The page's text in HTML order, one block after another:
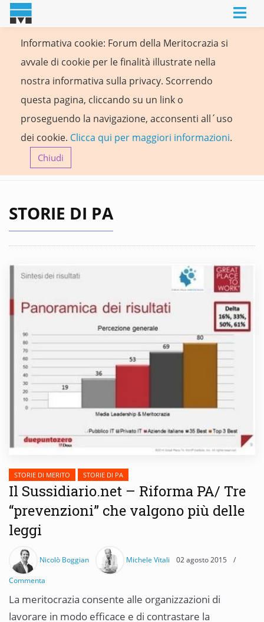
Informativa cookie: Forum della Meritocrazia si
avvale di cookie per le finalità illustrate nella
nostra informativa sulla privacy. Scorrendo
questa pagina, cliccando su un link o
proseguendo la navigazione, acconsenti all´uso
dei cookie. Clicca qui per maggiori informazioni.
Chiudi
STORIE DI PA
STORIE DI MERITO STORIE DI PA
Il Sussidiario.net – Riforma PA/ Tre
“prevenzioni” che valgono più delle
leggi
Nicolò Boggian Michele Vitali 02 agosto 2015 /
Commenta
La meritocrazia consente alle organizzazioni di
lavorare in modo efficace e di contrastare la